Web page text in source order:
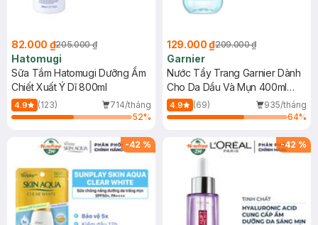
82.000 ₫205.000 ₫
Hatomugi
Sữa Tắm Hatomugi Dưỡng Ẩm
Chiết Xuất Ý Dĩ 800ml
4.9 (123)
714/tháng
52%
129.000 ₫209.000 ₫
Garnier
Nước Tẩy Trang Garnier Dành
Cho Da Dầu Và Mụn 400ml
(Mới)
4.9 (69)
935/tháng
64%
-42 % -42 %